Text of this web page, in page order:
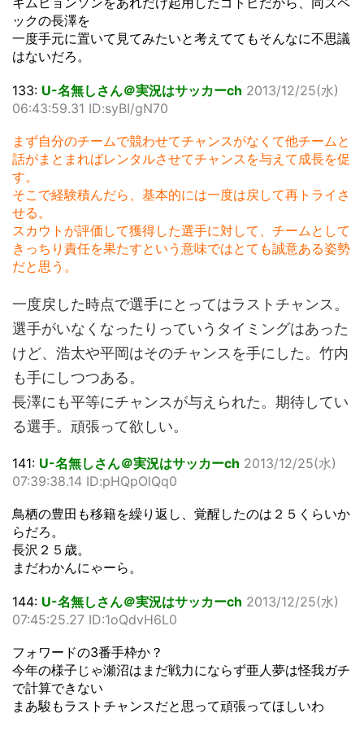
ックの長澤を
一度手元に置いて見てみたいと考えててもそんなに不思議
はないだろ。
133: U-名無しさん＠実況はサッカーch 2013/12/25(水)
06:43:59.31 ID:syBI/gN70
まず自分のチームで競わせてチャンスがなくて他チームと
話がまとまればレンタルさせてチャンスを与えて成長を促
す。
そこで経験積んだら、基本的には一度は戻して再トライさ
せる。
スカウトが評価して獲得した選手に対して、チームとして
きっちり責任を果たすという意味ではとても誠意ある姿勢
だと思う。
一度戻した時点で選手にとってはラストチャンス。
選手がいなくなったりっていうタイミングはあった
けど、浩太や平岡はそのチャンスを手にした。竹内
も手にしつつある。
長澤にも平等にチャンスが与えられた。期待してい
る選手。頑張って欲しい。
141: U-名無しさん＠実況はサッカーch 2013/12/25(水)
07:39:38.14 ID:pHQpOlQq0
鳥栖の豊田も移籍を繰り返し、覚醒したのは２５くらいか
らだろ。
長沢２５歳。
まだわかんにゃーら。
144: U-名無しさん＠実況はサッカーch 2013/12/25(水)
07:45:25.27 ID:1oQdvH6L0
フォワードの3番手枠か？
今年の様子じゃ瀬沼はまだ戦力にならず亜人夢は怪我ガチ
で計算できない
まあ駿もラストチャンスだと思って頑張ってほしいわ